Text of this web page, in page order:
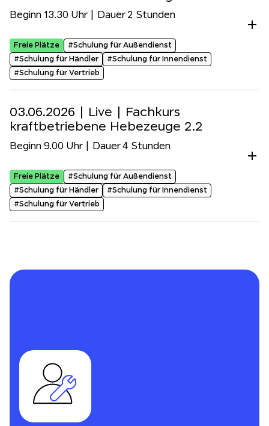
Beginn 13.30 Uhr | Dauer 2 Stunden
Freie Plätze
#Schulung für Außendienst
#Schulung für Händler
#Schulung für Innendienst
#Schulung für Vertrieb
03.06.2026 | Live | Fachkurs
kraftbetriebene Hebezeuge 2.2
Beginn 9.00 Uhr | Dauer 4 Stunden
Freie Plätze
#Schulung für Außendienst
#Schulung für Händler
#Schulung für Innendienst
#Schulung für Vertrieb